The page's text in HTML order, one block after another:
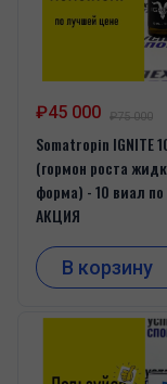
₽45 000 ₽75 000
Somatropin IGNITE
(гормон роста
форма) - 10 виал по
АКЦИЯ
В корзину